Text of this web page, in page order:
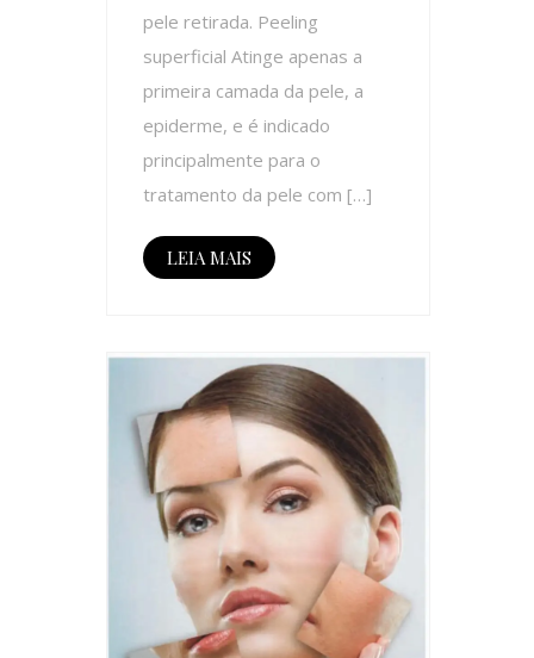
pele retirada. Peeling
superficial Atinge apenas a
primeira camada da pele, a
epiderme, e é indicado
principalmente para o
tratamento da pele com […]
LEIA MAIS